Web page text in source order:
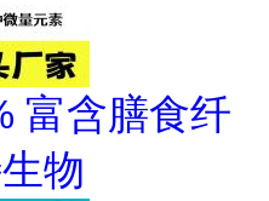
富含膳食纤
物